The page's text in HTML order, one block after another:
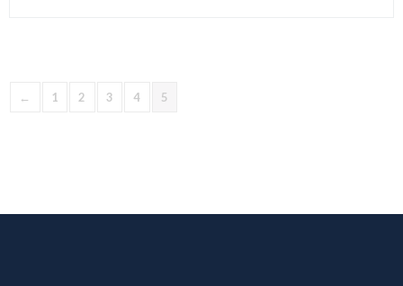
← 1 2 3 4 5